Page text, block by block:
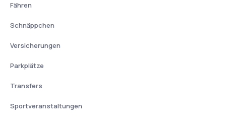
Fähren
Schnäppchen
Versicherungen
Parkplätze
Transfers
Sportveranstaltungen